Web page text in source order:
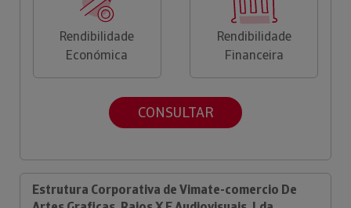
Rendibilidade
Económica
Rendibilidade
Financeira
CONSULTAR
Estrutura Corporativa de Vimate-comercio De